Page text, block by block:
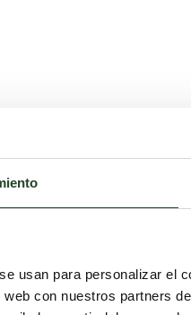
usan para personalizar el
con nuestros partners